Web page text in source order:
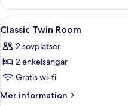
(Comfort
with
twin
Öppna
alla
foton
för
Classic
Twin
5
Classic Twin Room
2 sovplatser
2 enkelsängar
Gratis wi-fi
Mer information
Mer